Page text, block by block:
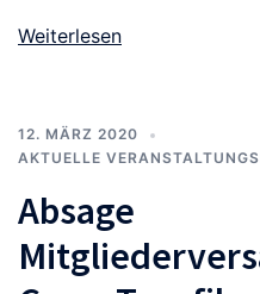
Weiterlesen
12. MÄRZ 2020
AKTUELLE
Absage